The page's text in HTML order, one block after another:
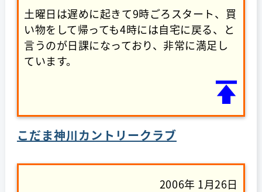
土曜日は遅めに起きて9時ごろスタート、買
い物をして帰っても4時には自宅に戻る、と
言うのが日課になっており、非常に満足し
ています。
こだま神川カントリークラブ
2006年 1月26日